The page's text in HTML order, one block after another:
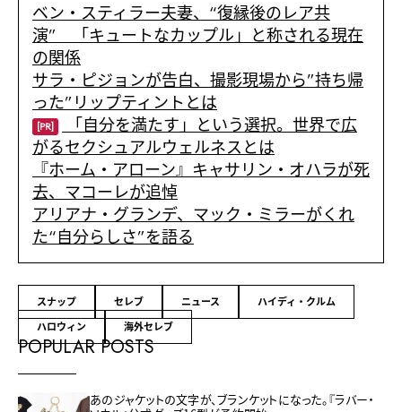
ベン・スティラー夫妻、“復縁後のレア共
演” 「キュートなカップル」と称される現在
の関係
サラ・ピジョンが告白、撮影現場から”持ち帰
った”リップティントとは
[PR]
「自分を満たす」という選択。世界で広
がるセクシュアルウェルネスとは
『ホーム・アローン』キャサリン・オハラが死
去、マコーレが追悼
アリアナ・グランデ、マック・ミラーがくれ
た“自分らしさ”を語る
スナップ セレブ ニュース
ハイディ・クルム
ハロウィン
海外セレブ
POPULAR POSTS
あのジャケットの文字が、ブランケットになった。『ラバー・